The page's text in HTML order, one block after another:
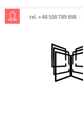
tel. +48 508 789 898